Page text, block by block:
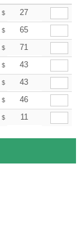
$ 10.51
27
$ 10.51
65
$ 10.51
71
$ 10.51
43
$ 10.51
43
$ 12.60
46
$ 13.44
11